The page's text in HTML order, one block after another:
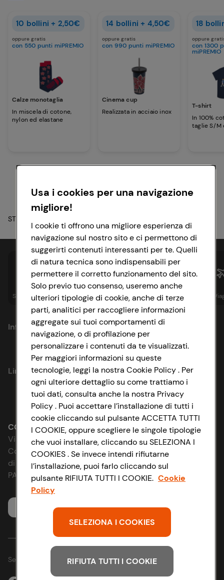
10 bollini + 2,50€
oppure gratis
con 550 punti miPREMIO
Calze monotaglia
In miscela di cotone,
nylon ed elastane
14 bollini + 4,50€
oppure gratis
con 990 punti miPREMIO
Cinema cup
Realizzata in acciaio inox
18
oppure
con 1300
miPREMIO
T-shirt
In 100%
taglie S/M
STRANGER THINGS™/© Netflix. Used with permission.
Spesa online Assicurazioni Sapori& Istituzionale
Informazioni
Privacy Policy
Cookie Policy
Impostazioni Cookie
Accessibilità
D&I e Parità di Genere
Strategia Fiscale
Link utili
Lavora con noi
Le cooperative
News & Approfondimenti
Richiami prodotto
Whistleblowing
CONAD SOCIETÀ COOPERATIVA
Via Michelino, 59 | 40127 BOLOGNA
Codice Fiscale e Registro Imprese
di Bologna 00865960157
PARTITA IVA 03320960374
Servizio clienti
Seguici sui Social:
Usa i cookies per una navigazione
migliore!
I cookie ti offrono una migliore esperienza di
navigazione sul nostro sito e ci permettono di
suggerirti contenuti interessanti per te. Quelli
di natura tecnica sono indispensabili per
permettere il corretto funzionamento del sito.
Solo previo tuo consenso, useremo anche
ulteriori tipologie di cookie, anche di terze
parti, analitici per raccogliere informazioni
aggregate sui tuoi comportamenti di
navigazione, o di profilazione per
personalizzare i contenuti da te visualizzati.
Per maggiori informazioni su queste
tecnologie, leggi la nostra Cookie Policy . Per
ogni ulteriore dettaglio su come trattiamo i
tuoi dati, consulta anche la nostra Privacy
Policy . Puoi accettare l’installazione di tutti i
cookie cliccando sul pulsante ACCETTA TUTTI
I COOKIE, oppure scegliere le singole tipologie
che vuoi installare, cliccando su SELEZIONA I
COOKIES . Se invece intendi rifiutarne
l’installazione, puoi farlo cliccando sul
pulsante RIFIUTA TUTTI I COOKIE. Cookie
Policy
SELEZIONA I COOKIES
RIFIUTA TUTTI I COOKIE